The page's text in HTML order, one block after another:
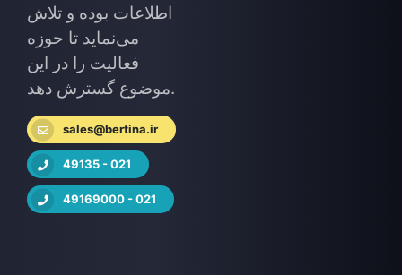
اطلاعات بوده و تلاش
می‌نماید تا حوزه
فعالیت را در این
موضوع گسترش دهد.
sales@bertina.ir
49135 - 021
49169000 - 021